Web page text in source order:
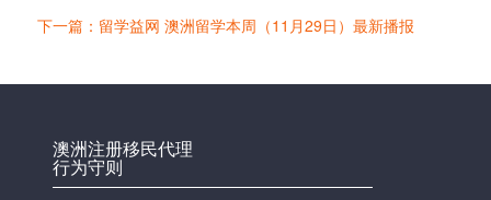
下一篇：留学益网 澳洲留学本周（11月29日）最新播报
澳洲注册移民代理
行为守则